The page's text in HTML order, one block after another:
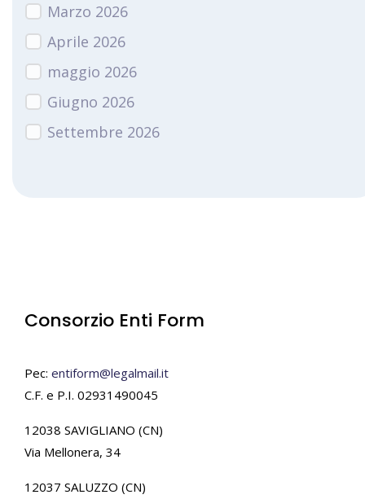
Marzo 2026
Aprile 2026
maggio 2026
Giugno 2026
Settembre 2026
Consorzio Enti Form
Pec: entiform@legalmail.it
C.F. e P.I. 02931490045
12038 SAVIGLIANO (CN)
Via Mellonera, 34
12037 SALUZZO (CN)